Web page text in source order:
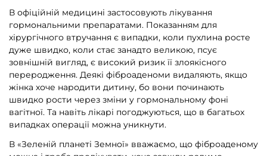
В офіційній медицині застосовують лікування
гормональними препаратами. Показанням для
хірургічного втручання є випадки, коли пухлина росте
дуже швидко, коли стає занадто великою, псує
зовнішній вигляд, є високий ризик її злоякісного
переродження. Деякі фіброаденоми видаляють, якщо
жінка хоче народити дитину, бо вони починають
швидко рости через зміни у гормональному фоні
вагітної. Та навіть лікарі погоджуються, що в багатьох
випадках операції можна уникнути.
В «Зеленій планеті Земної» вважаємо, що фіброаденому